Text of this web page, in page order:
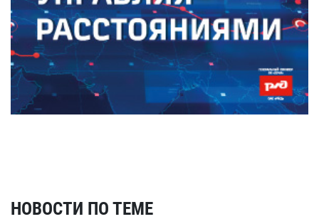
НОВОСТИ ПО ТЕМЕ